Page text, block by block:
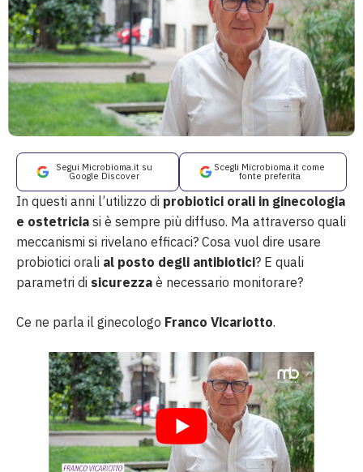
Segui Microbioma.it su
Google Discover
Scegli Microbioma.it come
fonte preferita
In questi anni l’utilizzo di probiotici orali in ginecologia
e ostetricia si è sempre più diffuso. Ma attraverso quali
meccanismi si rivelano efficaci? Cosa vuol dire usare
probiotici orali al posto degli antibiotici? E quali
parametri di sicurezza è necessario monitorare?
Ce ne parla il ginecologo Franco Vicariotto.